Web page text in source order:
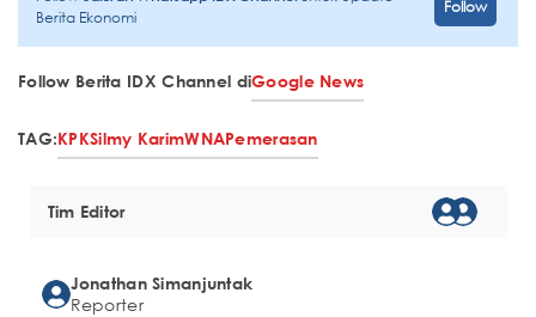
Berita Ekonomi
Follow
Follow Berita IDX Channel diGoogle News
TAG:KPKSilmy KarimWNAPemerasan
Tim Editor
Jonathan Simanjuntak
Reporter